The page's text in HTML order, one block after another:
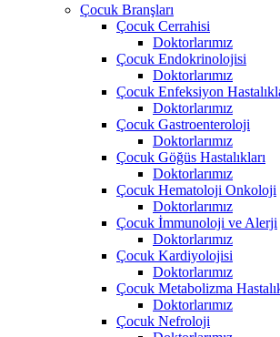
Çocuk Branşları
Çocuk Cerrahisi
Doktorlarımız
Çocuk Endokrinolojisi
Doktorlarımız
Çocuk Enfeksiyon
Doktorlarımız
Çocuk Gastroenteroloji
Doktorlarımız
Çocuk Göğüs Hastalıkları
Doktorlarımız
Çocuk Hematoloji Onkoloji
Doktorlarımız
Çocuk İmmunoloji ve Alerji
Doktorlarımız
Çocuk Kardiyolojisi
Doktorlarımız
Çocuk Metabolizma
Doktorlarımız
Çocuk Nefroloji